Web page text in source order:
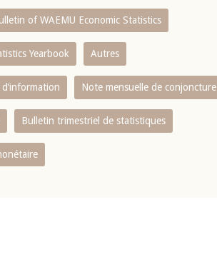
of WAEMU Economic Statistics
Yearbook Autres
Note mensuelle de conjoncture
Bulletin trimestriel de statistiques